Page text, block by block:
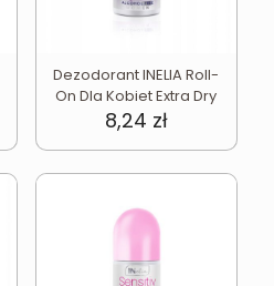
Dezodorant INELIA Roll-
On Dla Kobiet Extra Dry
8,24 zł